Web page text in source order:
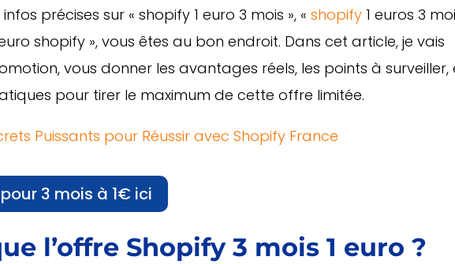
précises sur « shopify 1 euro 3 mois », «shopify 1 euros 3
shopify », vous êtes au bon endroit. Dans cet article, je vais
vous donner les avantages réels, les points à surveiller,
pour tirer le maximum de cette offre limitée.
Puissants pour Réussir avec Shopify France
3 mois à 1€ ici
l’offre Shopify 3 mois 1 euro ?